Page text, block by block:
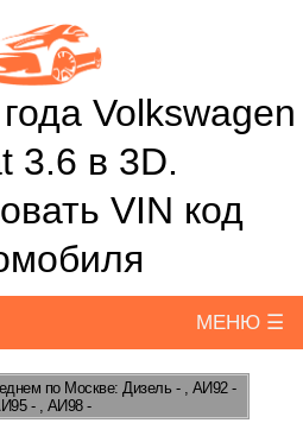
Volkswagen
3.6 в 3D.
VIN код
МЕНЮ ☰
по Москве: Дизель - , АИ92 -
- , АИ98 -